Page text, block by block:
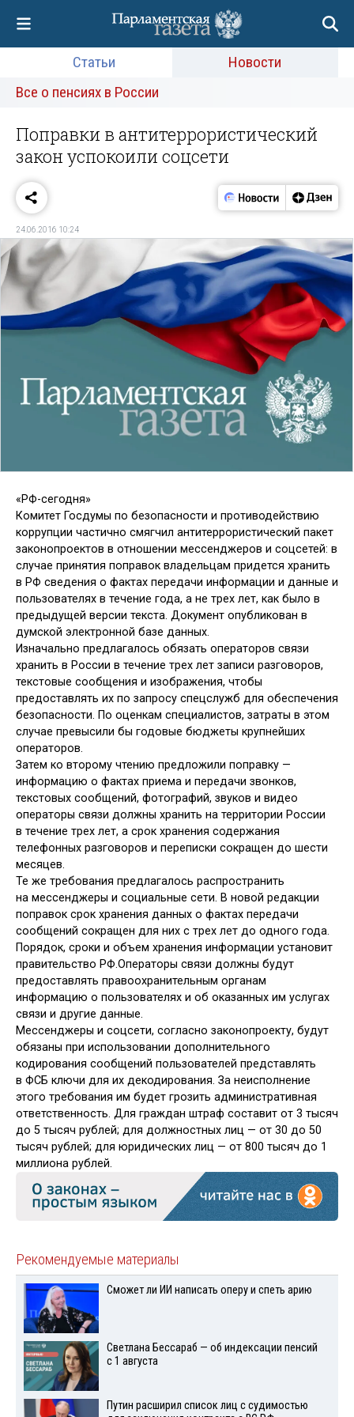
Статьи
Новости
Все о пенсиях в России
Поправки в антитеррористический
закон успокоили соцсети
24.06.2016 10:24
«РФ-сегодня»
Комитет Госдумы по безопасности и противодействию
коррупции частично смягчил антитеррористический пакет
законопроектов в отношении мессенджеров и соцсетей: в
случае принятия поправок владельцам придется хранить
в РФ сведения о фактах передачи информации и данные и
пользователях в течение года, а не трех лет, как было в
предыдущей версии текста. Документ опубликован в
думской электронной базе данных.
Изначально предлагалось обязать операторов связи
хранить в России в течение трех лет записи разговоров,
текстовые сообщения и изображения, чтобы
предоставлять их по запросу спецслужб для обеспечения
безопасности. По оценкам специалистов, затраты в этом
случае превысили бы годовые бюджеты крупнейших
операторов.
Затем ко второму чтению предложили поправку —
информацию о фактах приема и передачи звонков,
текстовых сообщений, фотографий, звуков и видео
операторы связи должны хранить на территории России
в течение трех лет, а срок хранения содержания
телефонных разговоров и переписки сокращен до шести
месяцев.
Те же требования предлагалось распространить
на мессенджеры и социальные сети. В новой редакции
поправок срок хранения данных о фактах передачи
сообщений сокращен для них с трех лет до одного года.
Порядок, сроки и объем хранения информации установит
правительство РФ.Операторы связи должны будут
предоставлять правоохранительным органам
информацию о пользователях и об оказанных им услугах
связи и другие данные.
Мессенджеры и соцсети, согласно законопроекту, будут
обязаны при использовании дополнительного
кодирования сообщений пользователей представлять
в ФСБ ключи для их декодирования. За неисполнение
этого требования им будет грозить административная
ответственность. Для граждан штраф составит от 3 тысяч
до 5 тысяч рублей; для должностных лиц — от 30 до 50
тысяч рублей; для юридических лиц — от 800 тысяч до 1
миллиона рублей.
Рекомендуемые материалы
Сможет ли ИИ написать оперу и спеть арию
Светлана Бессараб — об индексации пенсий
с 1 августа
Путин расширил список лиц с судимостью